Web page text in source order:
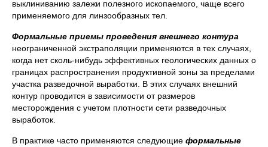
выклиниванию залежи полезного ископаемого, чаще всего
применяемого для линзообразных тел.
Формальные приемы проведения внешнего контура
неограниченной экстраполяции применяются в тех случаях,
когда нет сколь-нибудь эффективных геологических данных о
границах распространения продуктивной зоны за пределами
участка разведочной выработки. В этих случаях внешний
контур проводится в зависимости от размеров
месторождения с учетом плотности сети разведочных
выработок.
В практике часто применяются следующие формальные